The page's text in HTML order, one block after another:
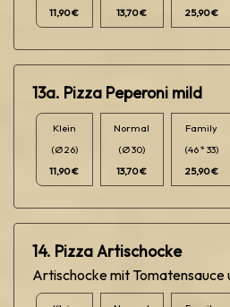
11,90 €
13,70 €
25,90 €
13a. Pizza Peperoni mild
Klein
(Ø 26)
11,90 €
Normal
(Ø 30)
13,70 €
Family
(46 * 33)
25,90 €
14. Pizza Artischocke
Artischocke mit Tomatensauce